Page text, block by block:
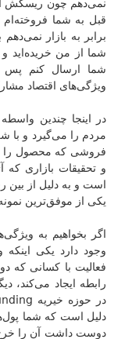
نمی‌دهم چون ریسکش
قبل به شما
برابر به بازار
شما از من
شما ارسال کنم پس
ویژگی‌های اقتصاد
در اینجا چندین
مردم را می‌گیرد و با
فروشی که محصول را
و تحقیقات بازاری که
یکی از موفق‌ترین
وجود دارد یکی
فعالیت با کسانی که
رابطه ایجاد می‌کند،
دلیل است که شما
دوست داشت آن را